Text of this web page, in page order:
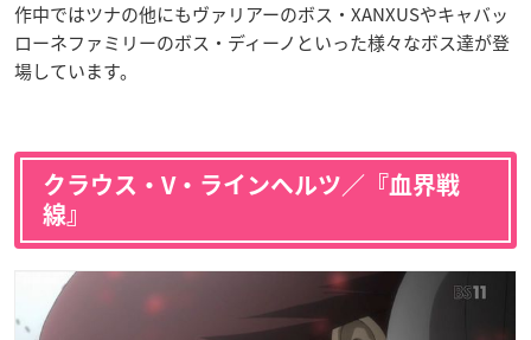
作中ではツナの他にもヴァリアーのボス・XANXUSやキャバッ
ローネファミリーのボス・ディーノといった様々なボス達が登
場しています。
クラウス・V・ラインヘルツ／『血界戦
線』